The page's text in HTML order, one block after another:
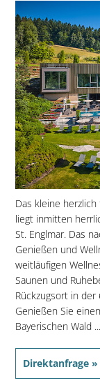
Das kleine
liegt inmitten
St. Englmar. Das
Genießen und
weitläufigen
Saunen und
Rückzugsort in der
Genießen Sie
Bayerischen Wald ...
Direktanfrage »